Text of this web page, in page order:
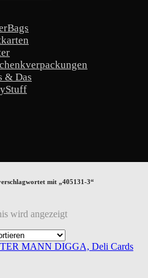
& Das
mit „405131-3“
wird angezeigt